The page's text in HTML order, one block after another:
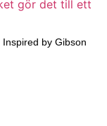
by Gibson